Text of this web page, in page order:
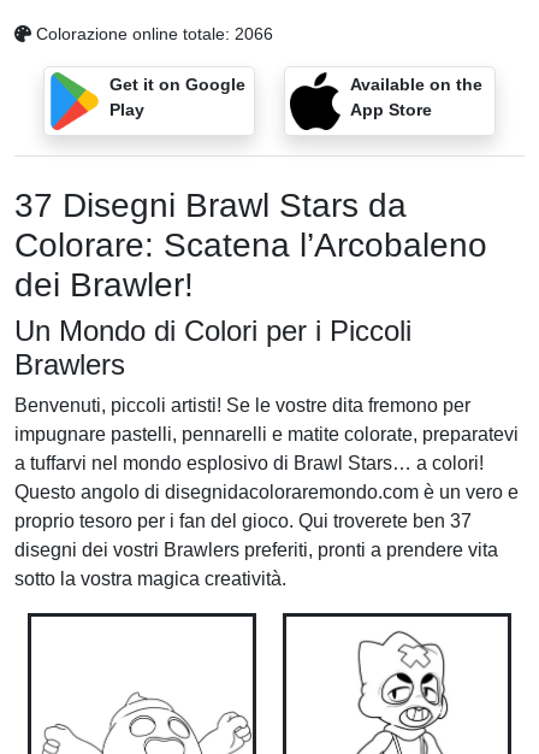
Colorazione online totale: 2066
Get it on Google
Play
Available on the
App Store
37 Disegni Brawl Stars da
Colorare: Scatena l’Arcobaleno
dei Brawler!
Un Mondo di Colori per i Piccoli
Brawlers
Benvenuti, piccoli artisti! Se le vostre dita fremono per
impugnare pastelli, pennarelli e matite colorate, preparatevi
a tuffarvi nel mondo esplosivo di Brawl Stars… a colori!
Questo angolo di disegnidacoloraremondo.com è un vero e
proprio tesoro per i fan del gioco. Qui troverete ben 37
disegni dei vostri Brawlers preferiti, pronti a prendere vita
sotto la vostra magica creatività.